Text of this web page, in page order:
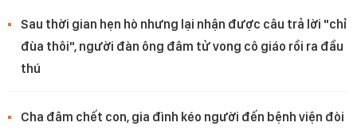
Sau thời gian hẹn hò nhưng lại nhận được câu trả lời "chỉ
đùa thôi", người đàn ông đâm tử vong cô giáo rồi ra đầu
thú
Cha đâm chết con, gia đình kéo người đến bệnh viện đòi